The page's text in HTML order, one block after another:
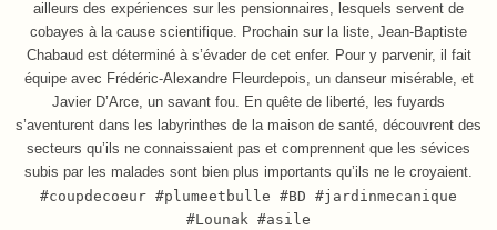
ailleurs des expériences sur les pensionnaires, lesquels servent de
cobayes à la cause scientifique. Prochain sur la liste, Jean-Baptiste
Chabaud est déterminé à s’évader de cet enfer. Pour y parvenir, il fait
équipe avec Frédéric-Alexandre Fleurdepois, un danseur misérable, et
Javier D’Arce, un savant fou. En quête de liberté, les fuyards
s’aventurent dans les labyrinthes de la maison de santé, découvrent des
secteurs qu’ils ne connaissaient pas et comprennent que les sévices
subis par les malades sont bien plus importants qu’ils ne le croyaient.
#coupdecoeur #plumeetbulle #BD #jardinmecanique
#Lounak #asile